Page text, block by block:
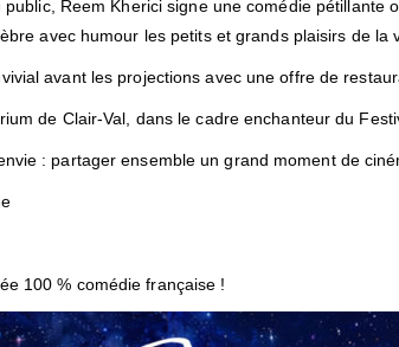
Reem Kherici signe une comédie
avec humour les petits et grands plaisirs de la
avant les projections avec une offre de
de Clair-Val, dans le cadre enchanteur du
: partager ensemble un grand moment de
100 % comédie française !